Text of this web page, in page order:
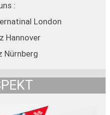
:
London
Hannover
Nürnberg